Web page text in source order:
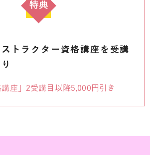
トラクター資格講座を受講
座」2受講目以降5,000円引き